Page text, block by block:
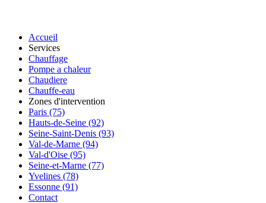
Accueil
Services
Chauffage
Pompe a chaleur
Chaudiere
Chauffe-eau
Zones d'intervention
Paris (75)
Hauts-de-Seine (92)
Seine-Saint-Denis (93)
Val-de-Marne (94)
Val-d'Oise (95)
Seine-et-Marne (77)
Yvelines (78)
Essonne (91)
Contact